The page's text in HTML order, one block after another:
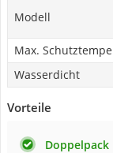
Modell
Max.
Wasserdicht
Vorteile
Doppelpack